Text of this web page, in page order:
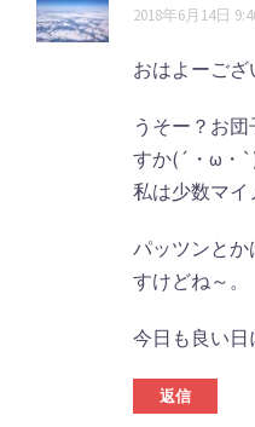
2018年6月14日
おはよーござ
うそー？お
すか(´・ω・
私は少数マ
パッツンとか
すけどね～。
今日も良い
返信